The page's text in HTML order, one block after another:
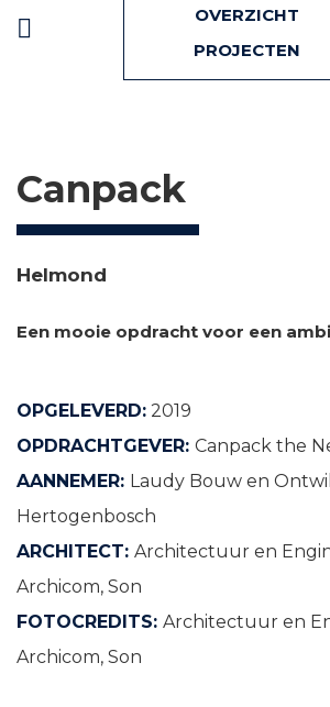
navigatie
OVERZICHT
PROJECTEN
Canpack
Helmond
Een mooie opdracht voor een
OPGELEVERD: 2019
OPDRACHTGEVER: Canpack the
AANNEMER: Laudy Bouw en
Hertogenbosch
ARCHITECT: Architectuur en
Archicom, Son
FOTOCREDITS: Architectuur en
Archicom, Son